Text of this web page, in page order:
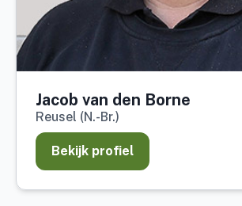
Jacob van den Borne
Reusel (N.-Br.)
Bekijk profiel